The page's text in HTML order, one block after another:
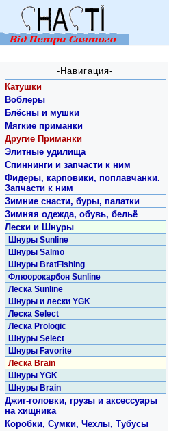
-Навигация-
Катушки
Воблеры
Блёсны и мушки
Мягкие приманки
Другие Приманки
Элитные удилища
Спиннинги и запчасти к ним
Фидеры, карповики, поплавчанки.
Запчасти к ним
Зимние снасти, буры, палатки
Зимняя одежда, обувь, бельё
Лески и Шнуры
Шнуры Sunline
Шнуры Salmo
Шнуры BratFishing
Флюорокарбон Sunline
Леска Sunline
Шнуры и лески YGK
Леска Select
Леска Prologic
Шнуры Select
Шнуры Favorite
Леска Brain
Шнуры YGK
Шнуры Brain
Джиг-головки, грузы и аксессуары
на хищника
Коробки, Сумки, Чехлы, Тубусы